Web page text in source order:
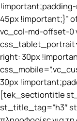
45px !important;}”
vc_col-md-offset-0
right: 30px
30px
[tek_sectiontitle
st_title_tag=”h3″